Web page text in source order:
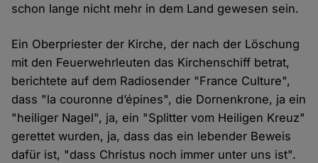
schon lange nicht mehr in dem Land gewesen sein.
Ein Oberpriester der Kirche, der nach der Löschung
mit den Feuerwehrleuten das Kirchenschiff betrat,
berichtete auf dem Radiosender "France Culture",
dass "la couronne d’épines", die Dornenkrone, ja ein
"heiliger Nagel", ja, ein "Splitter vom Heiligen Kreuz"
gerettet wurden, ja, dass das ein lebender Beweis
dafür ist, "dass Christus noch immer unter uns ist".